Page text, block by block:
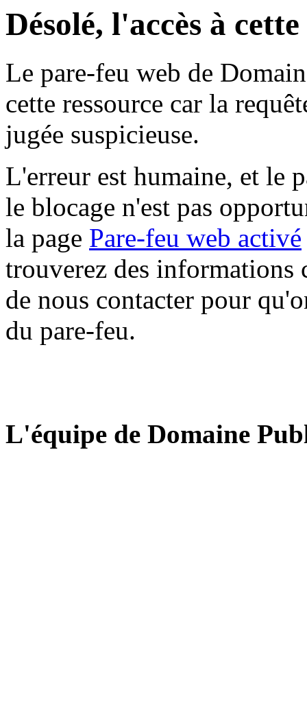
Désolé, l'accès à
Le pare-feu web de
cette ressource car la
jugée suspicieuse.
L'erreur est humaine, et le
le blocage n'est pas
la page Pare-feu web activé
trouverez des informations
de nous contacter pour
du pare-feu.
L'équipe de Domaine